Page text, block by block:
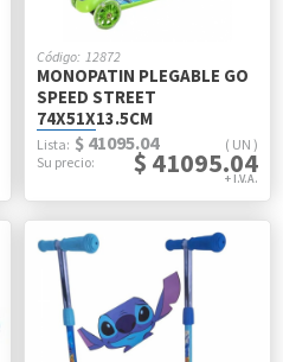
12872
MONOPATIN PLEGABLE GO
SPEED STREET
74X51X13.5CM
UN
$ 41095.04
$ 41095.04